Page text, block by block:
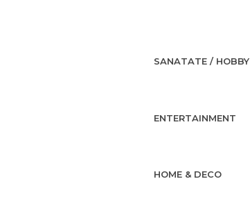
SANATATE / HOBBY
ENTERTAINMENT
HOME & DECO